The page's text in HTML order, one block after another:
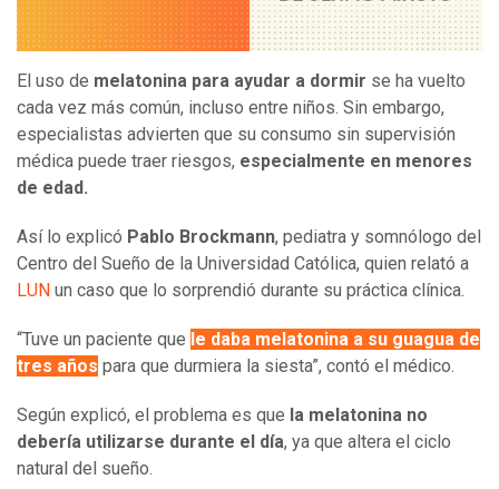
El uso de melatonina para ayudar a dormir se ha vuelto
cada vez más común, incluso entre niños. Sin embargo,
especialistas advierten que su consumo sin supervisión
médica puede traer riesgos, especialmente en menores
de edad.
Así lo explicó Pablo Brockmann, pediatra y somnólogo del
Centro del Sueño de la Universidad Católica, quien relató a
LUN un caso que lo sorprendió durante su práctica clínica.
“Tuve un paciente que le daba melatonina a su guagua de
tres años para que durmiera la siesta”, contó el médico.
Según explicó, el problema es que la melatonina no
debería utilizarse durante el día, ya que altera el ciclo
natural del sueño.